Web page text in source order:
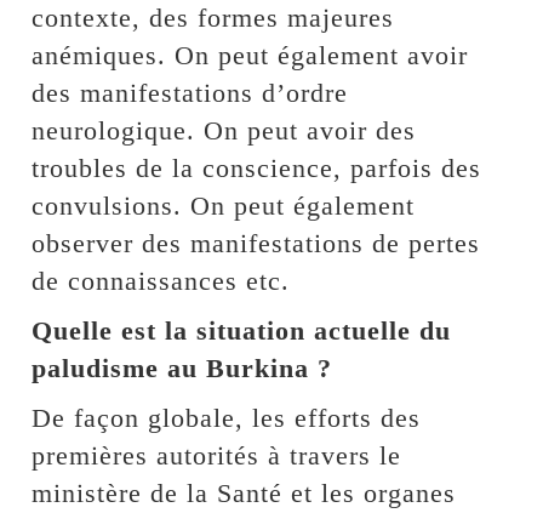
contexte, des formes majeures
anémiques. On peut également avoir
des manifestations d’ordre
neurologique. On peut avoir des
troubles de la conscience, parfois des
convulsions. On peut également
observer des manifestations de pertes
de connaissances etc.
Quelle est la situation actuelle du
paludisme au Burkina ?
De façon globale, les efforts des
premières autorités à travers le
ministère de la Santé et les organes